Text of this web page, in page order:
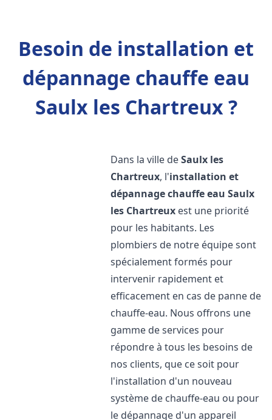
Besoin de installation et
dépannage chauffe eau
Saulx les Chartreux ?
Dans la ville deSaulx les
Chartreux, l'installation et
dépannage chauffe eau Saulx
les Chartreux est une priorité
pour les habitants. Les
plombiers de notre équipe sont
spécialement formés pour
intervenir rapidement et
efficacement en cas de panne de
chauffe-eau. Nous offrons une
gamme de services pour
répondre à tous les besoins de
nos clients, que ce soit pour
l'installation d'un nouveau
système de chauffe-eau ou pour
le dépannage d'un appareil